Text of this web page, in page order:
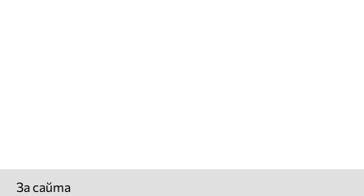
За сайта